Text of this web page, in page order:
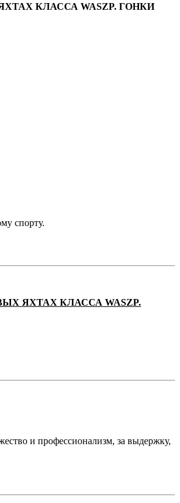
КЛАССА WASZP. ГОНКИ
спорту.
ЯХТАХ КЛАССА WASZP.
и профессионализм, за выдержку,